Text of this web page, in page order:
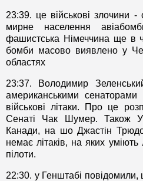
23:39. це військові злочини
мирне населення
фашистська Німеччина ще в
бомби масово виявлено у
областях
23:37. Володимир
американськими сенаторами
військові літаки. Про це
Сенаті Чак Шумер. Також
Канади, на шо Джастін
немає літаків, на яких уміють
пілоти.
22:30. у Генштабі